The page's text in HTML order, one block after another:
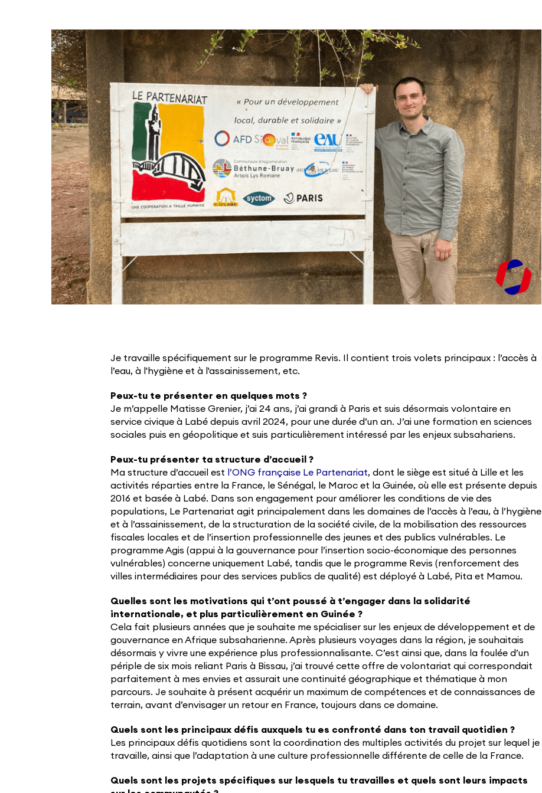
Je travaille spécifiquement sur le programme Revis. Il contient trois volets principaux : l’accès à
l’eau, à l'hygiène et à l'assainissement, etc.
Peux-tu te présenter en quelques mots ?
Je m’appelle Matisse Grenier, j’ai 24 ans, j’ai grandi à Paris et suis désormais volontaire en
service civique à Labé depuis avril 2024, pour une durée d’un an. J’ai une formation en sciences
sociales puis en géopolitique et suis particulièrement intéressé par les enjeux subsahariens.
Peux-tu présenter ta structure d’accueil ?
Ma structure d’accueil est l’ONG française Le Partenariat, dont le siège est situé à Lille et les
activités réparties entre la France, le Sénégal, le Maroc et la Guinée, où elle est présente depuis
2016 et basée à Labé. Dans son engagement pour améliorer les conditions de vie des
populations, Le Partenariat agit principalement dans les domaines de l’accès à l’eau, à l’hygiène
et à l’assainissement, de la structuration de la société civile, de la mobilisation des ressources
fiscales locales et de l’insertion professionnelle des jeunes et des publics vulnérables. Le
programme Agis (appui à la gouvernance pour l’insertion socio-économique des personnes
vulnérables) concerne uniquement Labé, tandis que le programme Revis (renforcement des
villes intermédiaires pour des services publics de qualité) est déployé à Labé, Pita et Mamou.
Quelles sont les motivations qui t’ont poussé à t’engager dans la solidarité
internationale, et plus particulièrement en Guinée ?
Cela fait plusieurs années que je souhaite me spécialiser sur les enjeux de développement et de
gouvernance en Afrique subsaharienne. Après plusieurs voyages dans la région, je souhaitais
désormais y vivre une expérience plus professionnalisante. C’est ainsi que, dans la foulée d’un
périple de six mois reliant Paris à Bissau, j’ai trouvé cette offre de volontariat qui correspondait
parfaitement à mes envies et assurait une continuité géographique et thématique à mon
parcours. Je souhaite à présent acquérir un maximum de compétences et de connaissances de
terrain, avant d’envisager un retour en France, toujours dans ce domaine.
Quels sont les principaux défis auxquels tu es confronté dans ton travail quotidien ?
Les principaux défis quotidiens sont la coordination des multiples activités du projet sur lequel je
travaille, ainsi que l’adaptation à une culture professionnelle différente de celle de la France.
Quels sont les projets spécifiques sur lesquels tu travailles et quels sont leurs impacts